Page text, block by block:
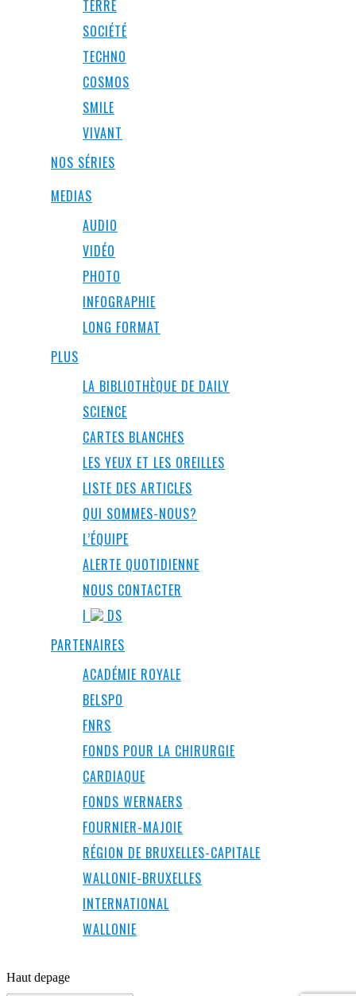
TERRE
SOCIÉTÉ
TECHNO
COSMOS
SMILE
VIVANT
NOS SÉRIES
MEDIAS
AUDIO
VIDÉO
PHOTO
INFOGRAPHIE
LONG FORMAT
PLUS
LA BIBLIOTHÈQUE DE DAILY
SCIENCE
CARTES BLANCHES
LES YEUX ET LES OREILLES
LISTE DES ARTICLES
QUI SOMMES-NOUS?
L’ÉQUIPE
ALERTE QUOTIDIENNE
NOUS CONTACTER
I
DS
PARTENAIRES
ACADÉMIE ROYALE
BELSPO
FNRS
FONDS POUR LA CHIRURGIE
CARDIAQUE
FONDS WERNAERS
FOURNIER-MAJOIE
RÉGION DE BRUXELLES-CAPITALE
WALLONIE-BRUXELLES
INTERNATIONAL
WALLONIE
Haut depage